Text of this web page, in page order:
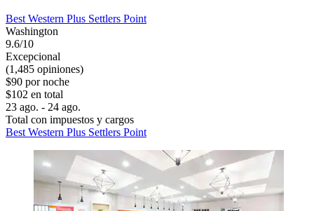
Best Western Plus Settlers Point
Washington
9.6/10
Excepcional
(1,485 opiniones)
$90 por noche
$102 en total
23 ago. - 24 ago.
Total con impuestos y cargos
Best Western Plus Settlers Point